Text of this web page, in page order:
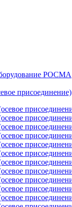
РОСМА
присоединение)